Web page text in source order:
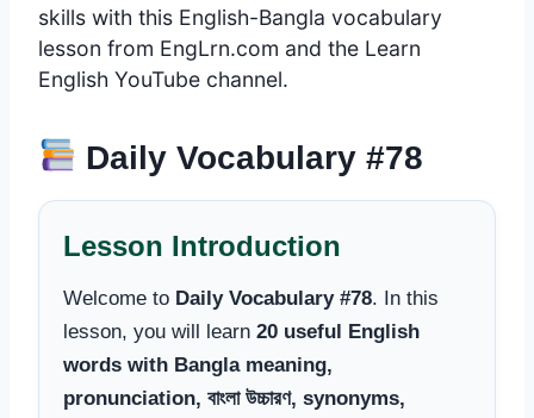
skills with this English-Bangla vocabulary
lesson from EngLrn.com and the Learn
English YouTube channel.
Daily Vocabulary #78
Lesson Introduction
Welcome to Daily Vocabulary #78. In this
lesson, you will learn 20 useful English
words with Bangla meaning,
pronunciation, বাংলা উচ্চারণ, synonyms,